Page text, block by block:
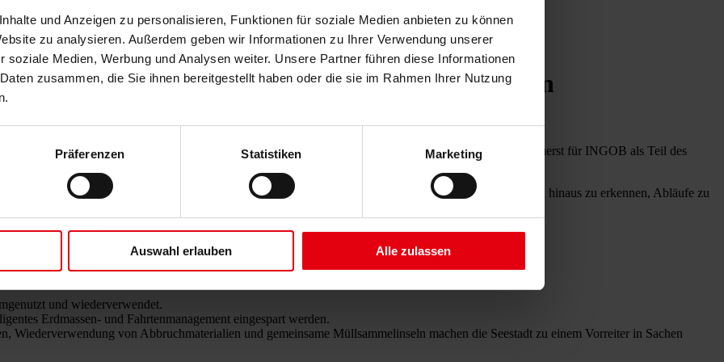
und Anzeigen zu personalisieren, Funktionen für soziale Medien anbieten zu können
zu analysieren. Außerdem geben wir Informationen zu Ihrer Verwendung unserer
soziale Medien, Werbung und Analysen weiter. Unsere Partner führen diese Informationen
zusammen, die Sie ihnen bereitgestellt haben oder die sie im Rahmen Ihrer Nutzung
Präferenzen Statistiken Marketing
Auswahl erlauben Alle zulassen
Bauen – Ein Blick in die Seestadt Aspern
Schuhmannals Baulogistiker die Entwicklung eines der größten Stadtentwicklungsprojekte Europas – zuerst für INGOB als Teil des
Teams.
zu gestalten. In der übergeordneten
Baulogistik
geht es darum, Synergien über einzelne Baustellen hinaus zu erkennen, Abläufe zu
Vorgaben der Umweltverträglichkeitsprüfung.
Sinn.“
und wiederverwendet.
Erdmassen- und Fahrtenmanagement eingespart werden.
Wiederverwendung von Abbruchmaterialien und gemeinsame Müllsammelinseln machen die Seestadt zu einem Vorreiter in Sachen